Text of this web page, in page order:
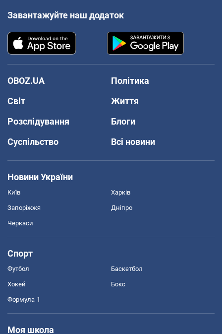
Завантажуйте наш додаток
OBOZ.UA
Політика
Світ
Життя
Розслідування
Блоги
Суспільство
Всі новини
Новини України
Київ Харків
Запоріжжя Дніпро
Черкаси
Спорт
Футбол Баскетбол
Хокей Бокс
Формула-1
Моя школа